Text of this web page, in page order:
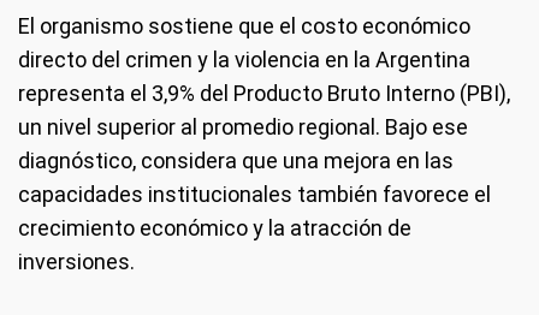
El organismo sostiene que el costo económico
directo del crimen y la violencia en la Argentina
representa el 3,9% del Producto Bruto Interno (PBI),
un nivel superior al promedio regional. Bajo ese
diagnóstico, considera que una mejora en las
capacidades institucionales también favorece el
crecimiento económico y la atracción de
inversiones.